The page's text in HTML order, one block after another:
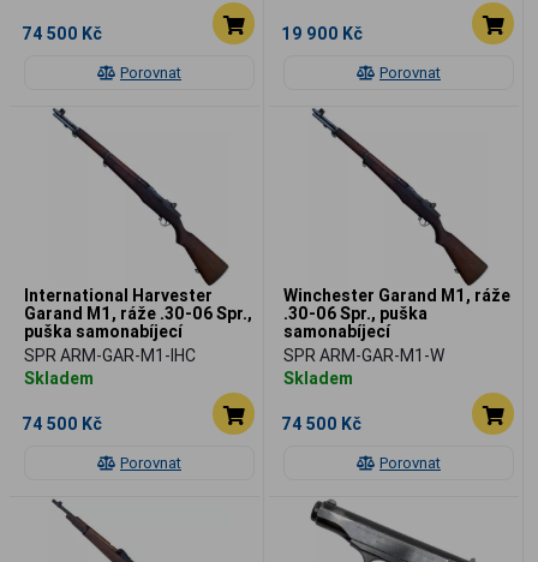
Porovnat
74 500 Kč
Porovnat
19 900 Kč
Porovnat
International Harvester
Garand M1, ráže .30-06 Spr.,
puška samonabíjecí
SPR ARM-GAR-M1-IHC
Skladem
74 500 Kč
Porovnat
Winchester Garand M1, ráže
.30-06 Spr., puška
samonabíjecí
SPR ARM-GAR-M1-W
Skladem
74 500 Kč